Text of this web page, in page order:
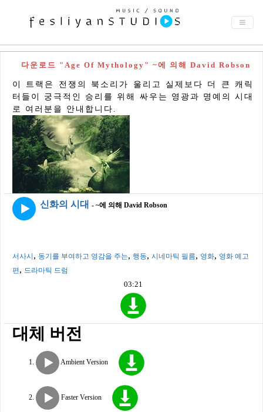
다운로드 "Age Of Mythology" ~에 의해 David Robson
이 트랙은 전쟁의 북소리가 울리고 실제보다 더 큰 캐릭
터들이 궁극적인 승리를 위해 싸우는 영광과 명예의 시대
로 여러분을 안내합니다.
신화의 시대 - ~에 의해 David Robson
서사시 , 동기를 부여하고 영감을 주는, 행동, 시네마틱 필름, 영화, 영화 예고
편 , 드라마틱 드럼
03:21
대체 버전
Ambient Version
Faster Version